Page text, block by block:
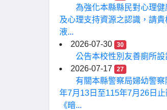
為強化本縣縣民對心理健
及心理支持資源之認識，請貴
液...
2026-07-30
30
公告本校性別友善廁所設
2026-07-17
27
有關本縣警察局婦幼警察
年7月13日至115年7月26日止
《暗...